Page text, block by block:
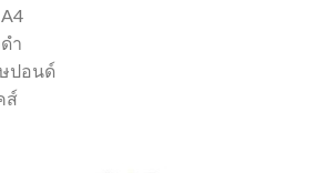
ำ
ปอนด์
ส์